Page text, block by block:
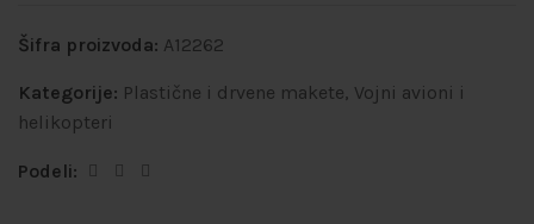
Šifra proizvoda: A12262
Kategorije: Plastične i drvene makete, Vojni avioni i
helikopteri
Podeli: